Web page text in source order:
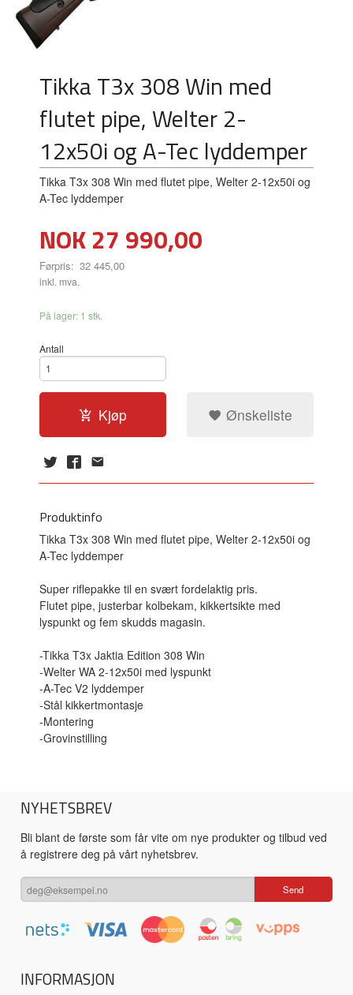
Tikka T3x 308 Win med
flutet pipe, Welter 2-
12x50i og A-Tec lyddemper
Tikka T3x 308 Win med flutet pipe, Welter 2-12x50i og
A-Tec lyddemper
Tilbud
NOK27 990,00
Førpris: 32 445,00
Rabatt
inkl. mva.
På lager: 1 stk.
Antall
Kjøp Ønskeliste
Produktinfo
Tikka T3x 308 Win med flutet pipe, Welter 2-12x50i og
A-Tec lyddemper
Super riflepakke til en svært fordelaktig pris.
Flutet pipe, justerbar kolbekam, kikkertsikte med
lyspunkt og fem skudds magasin.
-TikkaT3x Jaktia Edition 308 Win
-Welter WA 2-12x50i med lyspunkt
-A-Tec V2 lyddemper
-Stål kikkertmontasje
-Montering
-Grovinstilling
NYHETSBREV
Bli blant de første som får vite om nye produkter og tilbud ved
å registrere deg på vårt nyhetsbrev.
INFORMASJON